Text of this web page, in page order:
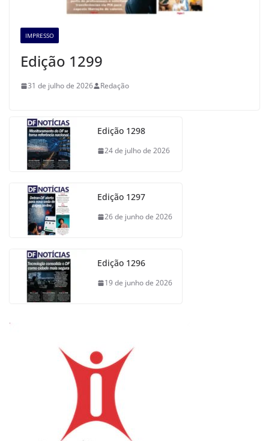
IMPRESSO
Edição 1299
31 de julho de 2026 Redação
Edição 1298
24 de julho de 2026
Edição 1297
26 de junho de 2026
Edição 1296
19 de junho de 2026